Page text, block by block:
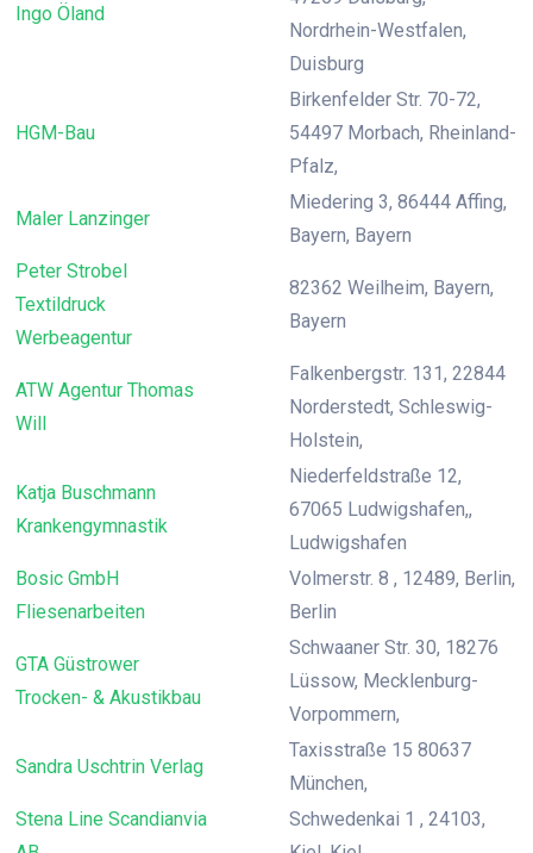
Ingo Öland
Nordrhein-Westfalen,
Duisburg
HGM-Bau
Birkenfelder Str. 70-72,
54497 Morbach, Rheinland-
Pfalz,
Maler Lanzinger
Miedering 3, 86444 Affing,
Bayern, Bayern
Peter Strobel
Textildruck
Werbeagentur
82362 Weilheim, Bayern,
Bayern
ATW Agentur Thomas
Will
Falkenbergstr. 131, 22844
Norderstedt, Schleswig-
Holstein,
Katja Buschmann
Krankengymnastik
Niederfeldstraße 12,
67065 Ludwigshafen,,
Ludwigshafen
Bosic GmbH
Fliesenarbeiten
Volmerstr. 8 , 12489, Berlin,
Berlin
GTA Güstrower
Trocken- & Akustikbau
Schwaaner Str. 30, 18276
Lüssow, Mecklenburg-
Vorpommern,
Sandra Uschtrin Verlag
Taxisstraße 15 80637
München,
Stena Line Scandianvia
Schwedenkai 1 , 24103,